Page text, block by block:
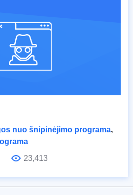
nuo šnipinėjimo programa,
23,413